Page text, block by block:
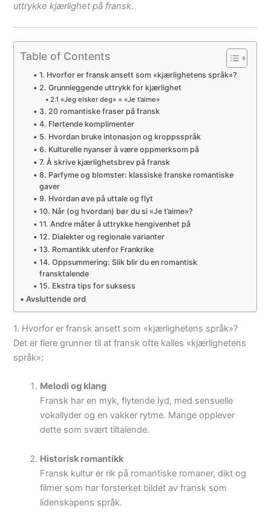
uttrykke kjærlighet på fransk.
Table of Contents
1. Hvorfor er fransk ansett som «kjærlighetens språk»?
2. Grunnleggende uttrykk for kjærlighet
2.1 «Jeg elsker deg» = «Je t’aime»
3. 20 romantiske fraser på fransk
4. Flørtende komplimenter
5. Hvordan bruke intonasjon og kroppsspråk
6. Kulturelle nyanser å være oppmerksom på
7. Å skrive kjærlighetsbrev på fransk
8. Parfyme og blomster: klassiske franske romantiske
gaver
9. Hvordan øve på uttale og flyt
10. Når (og hvordan) bør du si «Je t’aime»?
11. Andre måter å uttrykke hengivenhet på
12. Dialekter og regionale varianter
13. Romantikk utenfor Frankrike
14. Oppsummering: Slik blir du en romantisk
fransktalende
15. Ekstra tips for suksess
Avsluttende ord
1. Hvorfor er fransk ansett som «kjærlighetens språk»?
Det er flere grunner til at fransk ofte kalles «kjærlighetens
språk»:
Melodi og klang
Fransk har en myk, flytende lyd, med sensuelle
vokallyder og en vakker rytme. Mange opplever
dette som svært tiltalende.
Historisk romantikk
Fransk kultur er rik på romantiske romaner, dikt og
filmer som har forsterket bildet av fransk som
lidenskapens språk.